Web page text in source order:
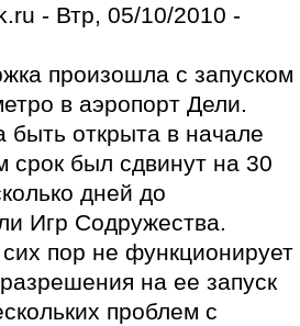
- Втр, 05/10/2010 -
произошла с запуском
в аэропорт Дели.
открыта в начале
срок был сдвинут на 30
дней до
Игр Содружества.
пор не функционирует
на ее запуск
проблем с